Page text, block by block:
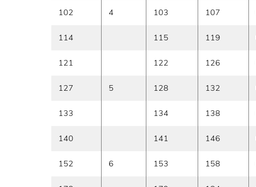
102 4 103 107
114 115 119
121 122 126
127 5 128 132
133 134 138
140 141 146
152 6 153 158